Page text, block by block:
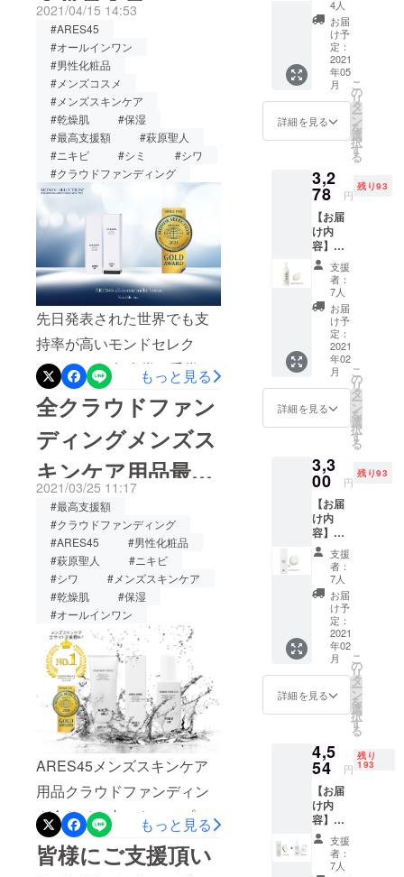
ワンエマルジョン共に770社
の中から10社ファイナリス
トに残っている連絡が御座
いました。770社中10社こ
れから又厳選した、審査が
行われるそうです。「The
Pure Beauty Global
Awards」（ピュアビュー
ティー・グローバル・ア
ワード）は、店舗またはオ
ンラインで世界中の消費者
に製品を提供する美容ブラ
ンドを表彰するアワード。
アワードの目的は、世界の
美容市場を牽引する新しい
ブランドと既存のブランド
にグローバルな認知の場を
提供することであり、国際
的に必要なレッグアップを
提供し、新しい小売パート
ナーシップとディストリ
ビューターへの扉を開くこ
とです。製品のユーザビリ
ティ、有効性、独自のセー
ルスポイント、パッケージ
（該当する場合）、機能
性、革新性から優れたプロ
ダクトを選出します。4回目
となる今年は、世界から約
770ブランドがエントリー
し、Best New Inclusive Skin
&amp; Body Care Product
ファイナリスト選出中で
す。ファイナリストの場合
2021/04/15 14:53
#ARES45
#オールインワン
#男性化粧品
#メンズコスメ
#メンズスキンケア
#乾燥肌
#保湿
#最高支援額
#萩原聖人
#ニキビ
#シミ
#シワ
#クラウドファンディング
先日発表された世界でも支
持率が高いモンドセレク
ション2021年金賞を受賞致
しました！2年連続の受賞に
なります、これも皆様のご
支援のお陰です。本当にあ
りがとうございます！これ
からも皆様のご期待、ご要
望に応え素晴らしい商品を
作っていきますので宜しく
お願い致します。ARES45
スタッフ一同
もっと見る
全クラウドファン
ディングメンズス
キンケア用品最高
支援額№1
2021/03/25 11:17
#最高支援額
#クラウドファンディング
#ARES45
#男性化粧品
#萩原聖人
#ニキビ
#シワ
#メンズスキンケア
#乾燥肌
#保湿
#オールインワン
ARES45メンズスキンケア
用品クラウドファンディン
グ全サイト内（キャンプ
ファイヤー、Makuake 、そ
の他クラウドファンディン
もっと見る
皆様にご支援頂い
チームを組
みメンズス
キンケアを
開発、製造
注文、販売
と行ってお
ります。
用品は簡単
に作れるか
もしれませ
ですがテス
ト、アン
ケートを10
万人以上に
行い販売出
来る企業は
大企業でも
りません。
ロンにお越
しいただい
たい男性
（外資系商
社、弁護
士、医者、
会計士、公
務員、etc）
お1人お1人
にお声がけ
しご了解頂
けた方々に
テストを行
う事により
心、効果と
全てをクリ
アしてきま
した。こう
してほし
い、こうあ
本（1か
月） ●
早割プ
ラン ＜
100名様
限定＞
定価 \
￥3,080
ー（化
粧水ト
150ml
） 肌に
輝きを
もたら
すToner
男性の
乾燥肌
の為
に、肌
へのな
じみや
すさと
保湿力
を兼ね
備え
た、肌
に輝き
フレッ
シュで
みずみ
ずしい
テクス
チャー
であり
なが
ら、角
質層の
すみず
みに潤
い成分
を浸透
させる
だけで
なく、
フルな
効果を
発揮し
ます。
さまざ
まな肌
タイプ
の方に
お使い
4人
お届
け予
定：
2021
年05
月
詳細を見る
こ
の
リ
タ
ー
ン
を
選
択
す
る
3,2
78 円
残り93
【お届
け内
容】
ARES4
5オール
インワ
ンボ
ディ＆
フェイ
スク
リーム
Puninif
u2本
（約2か
月分）
●早割プ
100名様
限定＞
\5,900
ー
（10%
OFF）
定価
6,556円
オール
インワ
ンボ
ディ＆
フェイ
スク
リーム
Puninif
u 300ml
almight
y 手軽
に一生
モノの
肌を ボ
ディ&
フェイ
ス用ク
リー
支援
者：
7人
お届
け予
定：
2021
年02
月
詳細を見る
こ
の
リ
タ
ー
ン
を
選
択
す
る
3,3
00 円
残り93
【お届
け内
容】
ARES4
5乳液エ
マル
ジョ
ンー1本
（約1か
月分）
●早割プ
ラン ＜
100名様
限定＞\
定価
3,300円
ルイン
ワンエ
マル
ジョン
100ml
） 一生
モノの
肌を 持
続する
支援
者：
7人
お届
け予
定：
2021
年02
月
詳細を見る
こ
の
リ
タ
ー
ン
を
選
択
す
る
4,5
54 円
残り
193
【お届
け内
容】
ARES4
5化粧水
トナー
支援
者：
7人